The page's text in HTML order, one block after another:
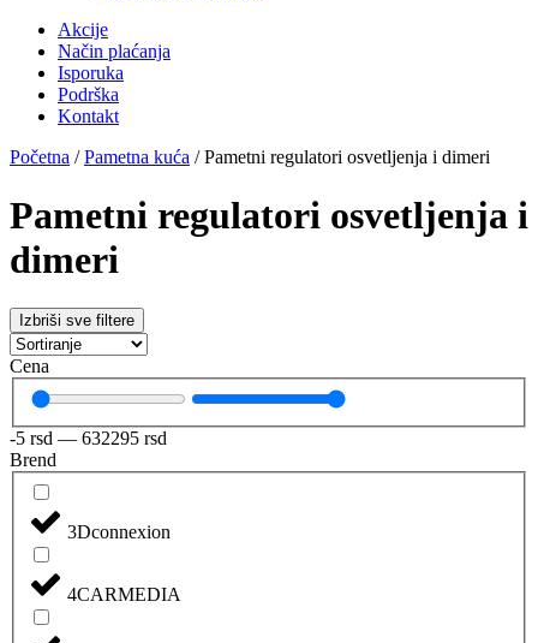
Akcije
Način plaćanja
Isporuka
Podrška
Kontakt
Početna /Pametna kuća / Pametni regulatori osvetljenja i dimeri
Pametni regulatori osvetljenja i
dimeri
Izbriši sve filtere
Cena
-5 rsd — 632295 rsd
Brend
3Dconnexion
4CARMEDIA